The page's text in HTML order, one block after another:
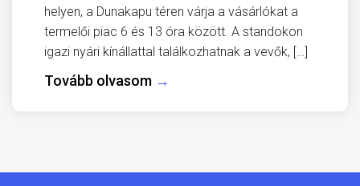
helyen, a Dunakapu téren várja a vásárlókat a
termelői piac 6 és 13 óra között. A standokon
igazi nyári kínállattal találkozhatnak a vevők, […]
Tovább olvasom →